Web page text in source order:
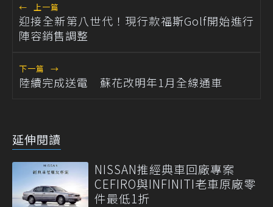
← 上一篇
迎接全新第八世代！現行款福斯Golf開始進行
陣容銷售調整
下一篇 →
陸續完成送電 蘇花改明年1月全線通車
延伸閱讀
NISSAN推經典車回廠專案
CEFIRO與INFINITI老車原廠零
件最低1折